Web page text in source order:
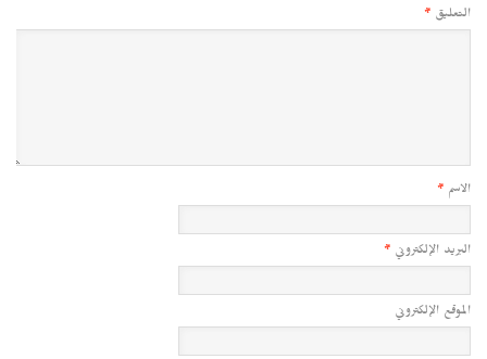
التعليق *
الاسم *
البريد الإلكتروني *
الموقع الإلكتروني